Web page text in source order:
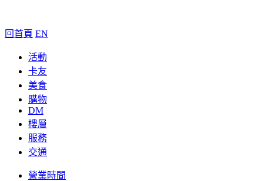
回首頁 EN
活動
卡友
美食
購物
DM
樓層
服務
交通
營業時間